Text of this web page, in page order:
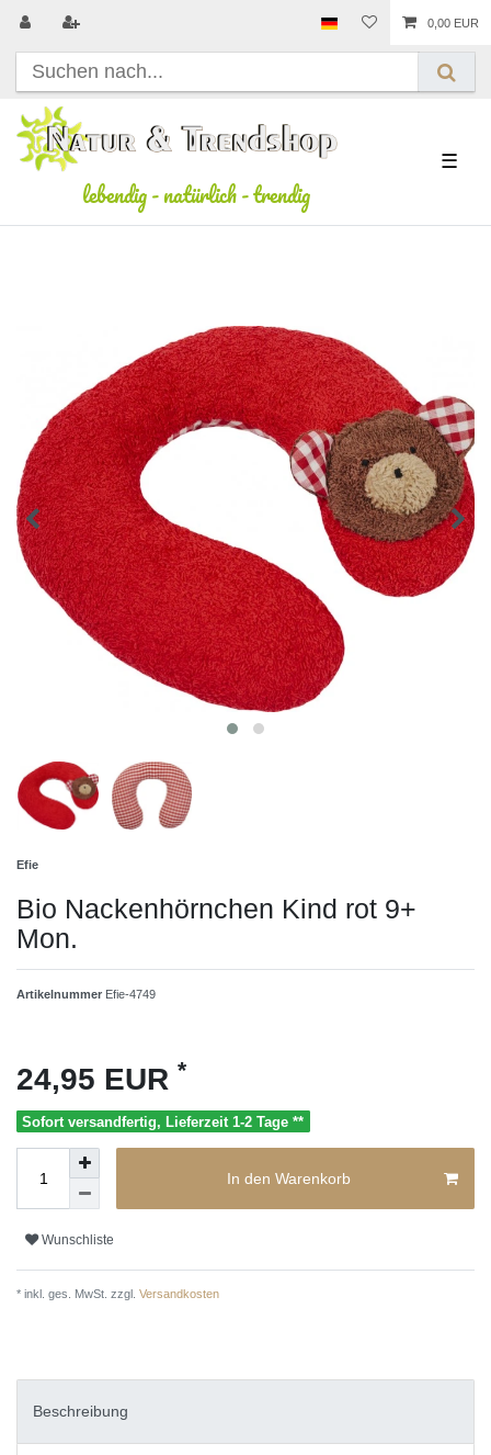
0,00 EUR
lebendig-natürlich-trendig
☰
Efie
Bio Nackenhörnchen Kind rot 9+
Mon.
Artikelnummer Efie-4749
24,95 EUR *
Sofort versandfertig, Lieferzeit 1-2 Tage **
In den Warenkorb
Wunschliste
* inkl. ges. MwSt. zzgl. Versandkosten
Beschreibung